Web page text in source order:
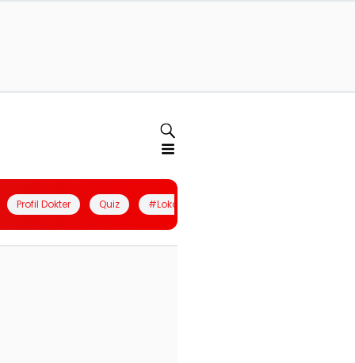
Profil Dokter Quiz #LokalBerdaya